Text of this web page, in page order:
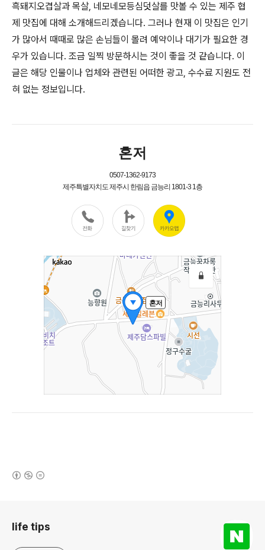
흑돼지오겹살과 목살, 네모네모등심덧살를 맛볼 수 있는 제주 협
제 맛집에 대해 소개해드리겠습니다. 그러나 현재 이 맛집은 인기
가 많아서 때때로 많은 손님들이 몰려 예약이나 대기가 필요한 경
우가 있습니다. 조금 일찍 방문하시는 것이 좋을 것 같습니다. 이
글은 해당 인물이나 업체와 관련된 어떠한 광고, 수수료 지원도 전
혀 없는 정보입니다.
life tips